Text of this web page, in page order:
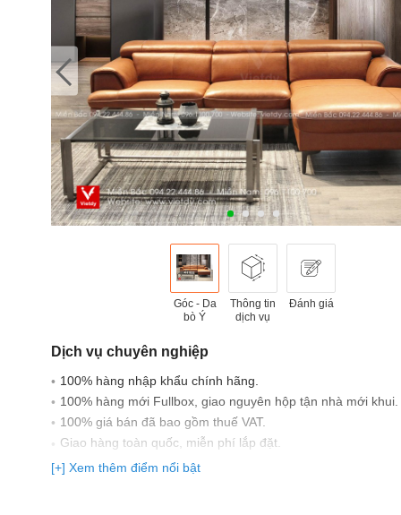
Góc - Da
bò Ý
Thông tin
dịch vụ
Đánh giá
Dịch vụ chuyên nghiệp
100% hàng nhập khẩu chính hãng.
100% hàng mới Fullbox, giao nguyên hộp tận nhà mới khui.
100% giá bán đã bao gồm thuế VAT.
Giao hàng toàn quốc, miễn phí lắp đặt.
Có đầy đủ giấy tờ nhập khẩu: Bill nhập khẩu, CO, CQ,
[+] Xem thêm điểm nổi bật